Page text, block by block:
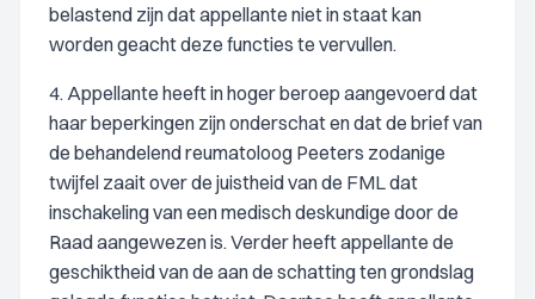
belastend zijn dat appellante niet in staat kan
worden geacht deze functies te vervullen.
4. Appellante heeft in hoger beroep aangevoerd dat
haar beperkingen zijn onderschat en dat de brief van
de behandelend reumatoloog Peeters zodanige
twijfel zaait over de juistheid van de FML dat
inschakeling van een medisch deskundige door de
Raad aangewezen is. Verder heeft appellante de
geschiktheid van de aan de schatting ten grondslag